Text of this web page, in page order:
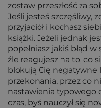
zostaw przeszłość za
Jeśli jesteś szczęśliwy,
przyjaciół i kochasz
książki. Jeżeli jednak
popełniasz jakiś błąd
źle reagujesz na to, co
blokują Cię negatywne
przekonania, przez co
nastawienia typowego
czas, byś nauczył się